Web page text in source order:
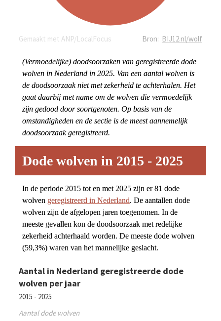
(Vermoedelijke) doodsoorzaken van geregistreerde dode
wolven in Nederland in 2025. Van een aantal wolven is
de doodsoorzaak niet met zekerheid te achterhalen. Het
gaat daarbij met name om de wolven die vermoedelijk
zijn gedood door soortgenoten. Op basis van de
omstandigheden en de sectie is de meest aannemelijk
doodsoorzaak geregistreerd.
Dode wolven in 2015 - 2025
In de periode 2015 tot en met 2025 zijn er 81 dode
wolven geregistreerd in Nederland. De aantallen dode
wolven zijn de afgelopen jaren toegenomen. In de
meeste gevallen kon de doodsoorzaak met redelijke
zekerheid achterhaald worden. De meeste dode wolven
(59,3%) waren van het mannelijke geslacht.